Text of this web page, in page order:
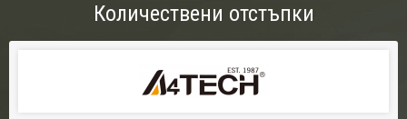
Количествени отстъпки